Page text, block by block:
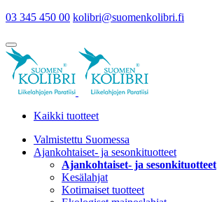
03 345 450 00 kolibri@suomenkolibri.fi
Kaikki tuotteet
Valmistettu Suomessa
Ajankohtaiset- ja sesonkituotteet
Ajankohtaiset- ja sesonkituotteet
Kesälahjat
Kotimaiset tuotteet